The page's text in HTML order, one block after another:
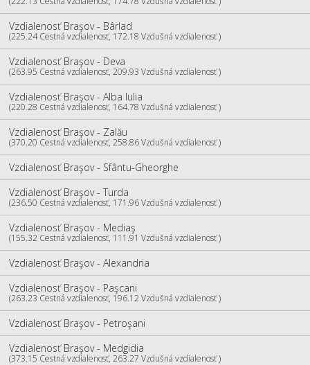
Vzdialenosť Braşov - Bârlad
(225.24 Cestná vzdialenosť, 172.18 Vzdušná vzdialenosť )
Vzdialenosť Braşov - Deva
(263.95 Cestná vzdialenosť, 209.93 Vzdušná vzdialenosť )
Vzdialenosť Braşov - Alba Iulia
(220.28 Cestná vzdialenosť, 164.78 Vzdušná vzdialenosť )
Vzdialenosť Braşov - Zalău
(370.20 Cestná vzdialenosť, 258.86 Vzdušná vzdialenosť )
Vzdialenosť Braşov - Sfântu-Gheorghe
Vzdialenosť Braşov - Turda
(236.50 Cestná vzdialenosť, 171.96 Vzdušná vzdialenosť )
Vzdialenosť Braşov - Mediaş
(155.32 Cestná vzdialenosť, 111.91 Vzdušná vzdialenosť )
Vzdialenosť Braşov - Alexandria
Vzdialenosť Braşov - Paşcani
(263.23 Cestná vzdialenosť, 196.12 Vzdušná vzdialenosť )
Vzdialenosť Braşov - Petroşani
Vzdialenosť Braşov - Medgidia
(373.15 Cestná vzdialenosť, 263.27 Vzdušná vzdialenosť )